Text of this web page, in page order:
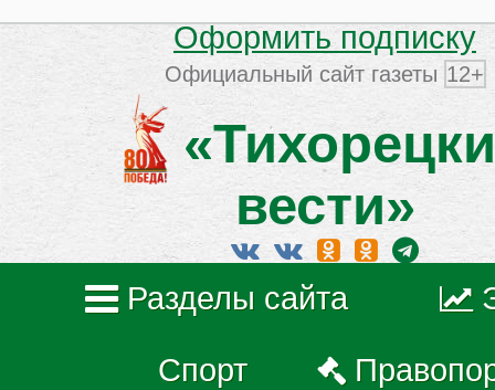
Оформить подписку
Официальный сайт газеты 12+
вести»
Разделы сайта
Спорт